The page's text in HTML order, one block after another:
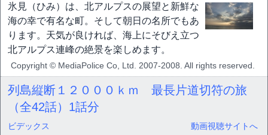
氷見（ひみ）は、北アルプスの展望と新鮮な
海の幸で有名な町。そして朝日の名所でもあ
ります。天気が良ければ、海上にそびえ立つ
北アルプス連峰の絶景を楽しめます。
Copyright © MediaPolice Co, Ltd. 2007-2008. All rights reserved.
列島縦断１２０００ｋｍ 最長片道切符の旅
（全42話） 1話分
ビデックス 動画視聴サイトへ